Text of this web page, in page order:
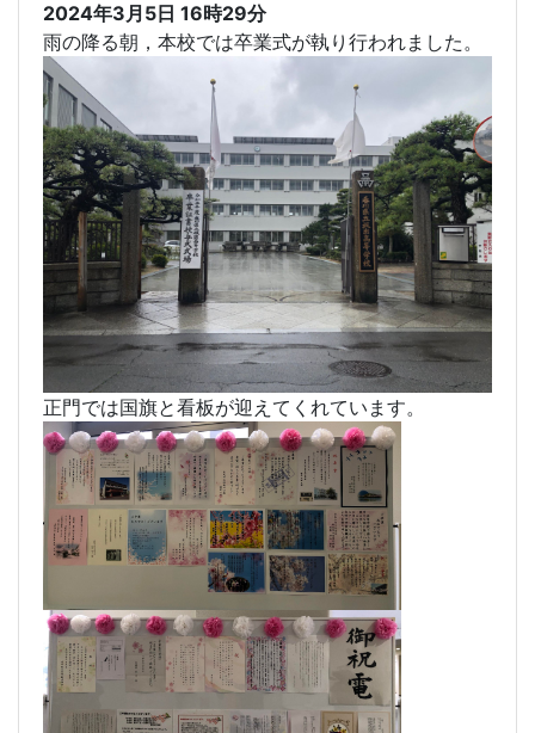
240305 卒業式（３年
団）
2024年3月5日 16時29分
雨の降る朝，本校では卒業式が執り行われました。
正門では国旗と看板が迎えてくれています。